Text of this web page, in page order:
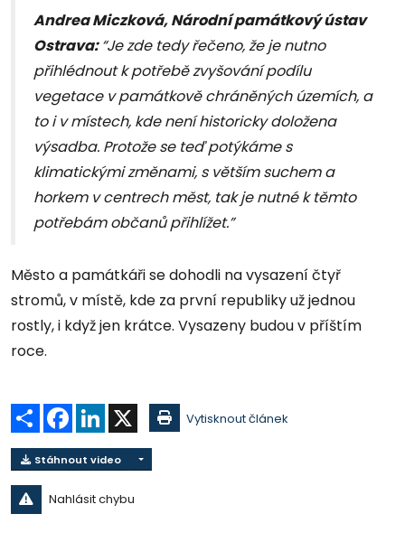
Andrea Miczková, Národní památkový ústav
Ostrava:“Je zde tedy řečeno, že je nutno
přihlédnout k potřebě zvyšování podílu
vegetace v památkově chráněných územích, a
to i v místech, kde není historicky doložena
výsadba. Protože se teď potýkáme s
klimatickými změnami, s větším suchem a
horkem v centrech měst, tak je nutné k těmto
potřebám občanů přihlížet.”
Město a památkáři se dohodli na vysazení čtyř
stromů, v místě, kde za první republiky už jednou
rostly, i když jen krátce. Vysazeny budou v příštím
roce.
Sdílet Facebook
LinkedIn Vytisknout článek
Stáhnout video
Nahlásit chybu